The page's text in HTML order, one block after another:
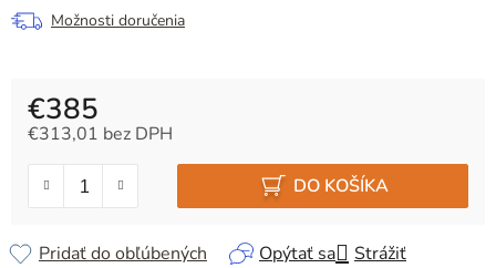
Možnosti doručenia
€385
€313,01 bez DPH
DO KOŠÍKA
Opýtať sa Strážiť
Pridať do obľúbených